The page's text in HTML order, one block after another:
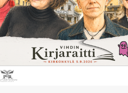
Päivän ajan museoon sisäänpääsy on
kaikilta lastenlipun hinnalla.